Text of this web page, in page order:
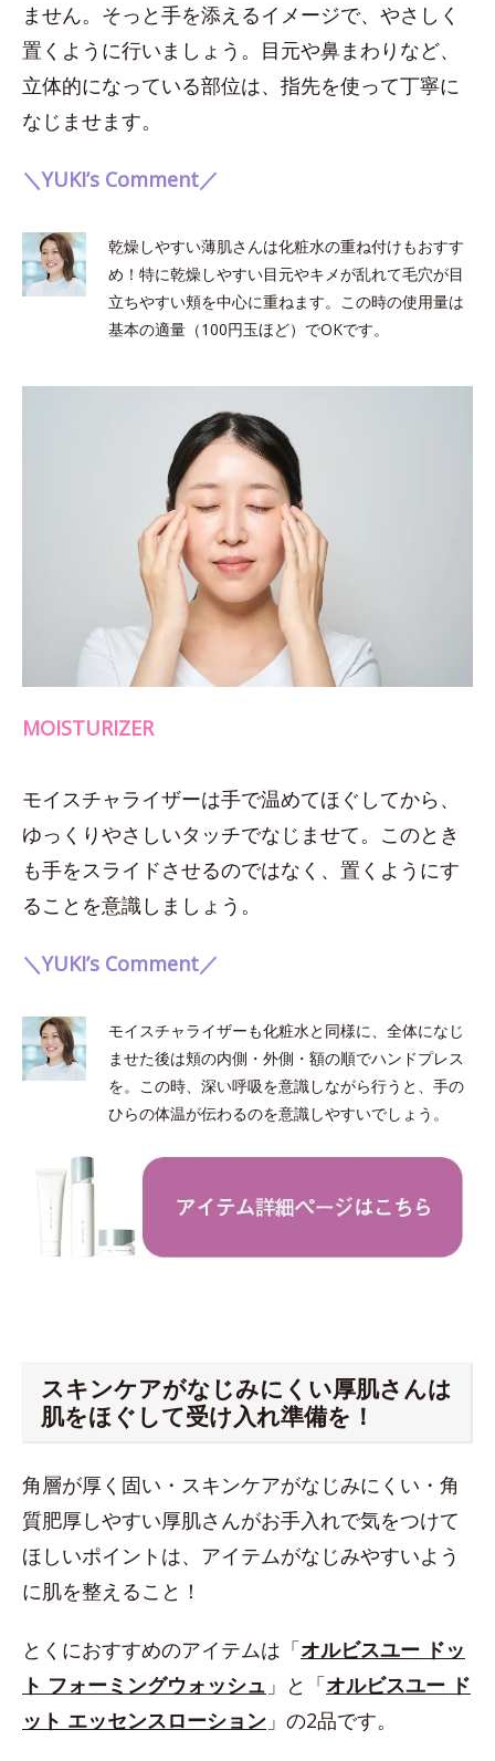
ません。そっと手を添えるイメージで、やさしく
置くように行いましょう。目元や鼻まわりなど、
立体的になっている部位は、指先を使って丁寧に
なじませます。
＼YUKI’s Comment／
乾燥しやすい薄肌さんは化粧水の重ね付けもおすす
め！特に乾燥しやすい目元やキメが乱れて毛穴が目
立ちやすい頬を中心に重ねます。この時の使用量は
基本の適量（100円玉ほど）でOKです。
MOISTURIZER
モイスチャライザーは手で温めてほぐしてから、
ゆっくりやさしいタッチでなじませて。このとき
も手をスライドさせるのではなく、置くようにす
ることを意識しましょう。
＼YUKI’s Comment／
モイスチャライザーも化粧水と同様に、全体になじ
ませた後は頬の内側・外側・額の順でハンドプレス
を。この時、深い呼吸を意識しながら行うと、手の
ひらの体温が伝わるのを意識しやすいでしょう。
スキンケアがなじみにくい厚肌さんは
肌をほぐして受け入れ準備を！
角層が厚く固い・スキンケアがなじみにくい・角
質肥厚しやすい厚肌さんがお手入れで気をつけて
ほしいポイントは、アイテムがなじみやすいよう
に肌を整えること！
とくにおすすめのアイテムは「オルビスユー ドッ
ト フォーミングウォッシュ 」と「オルビスユー ド
ット エッセンスローション 」の2品です。